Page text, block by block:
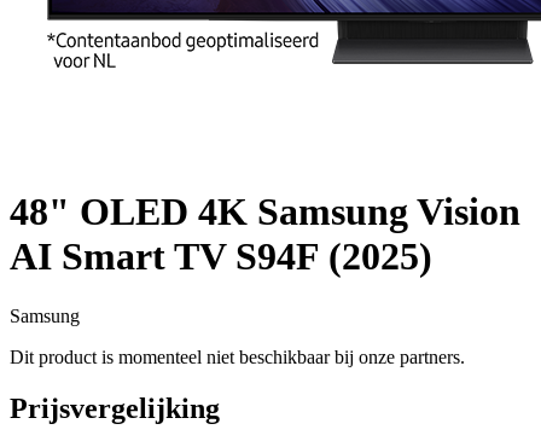
48" OLED 4K Samsung Vision
AI Smart TV S94F (2025)
Samsung
Dit product is momenteel niet beschikbaar bij onze partners.
Prijsvergelijking